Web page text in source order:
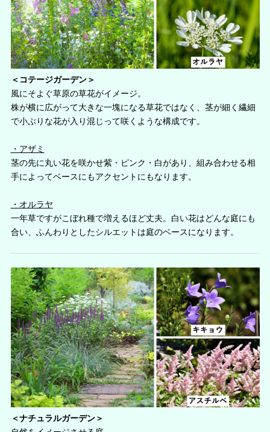
＜コテージガーデン＞
風にそよぐ草原の草花がイメージ。
株が横に広がって大きな一塊になる草花ではなく、茎が細く繊細
で小ぶりな花が入り混じって咲くような構成です。
・アザミ
茎の先に丸い花を咲かせ紫・ピンク・白があり、組み合わせる相
手によってベースにもアクセントにもなります。
・オルラヤ
一年草ですがこぼれ種で増えるほど丈夫。白い花はどんな庭にも
合い、ふんわりとしたシルエットは庭のベースになります。
＜ナチュラルガーデン＞